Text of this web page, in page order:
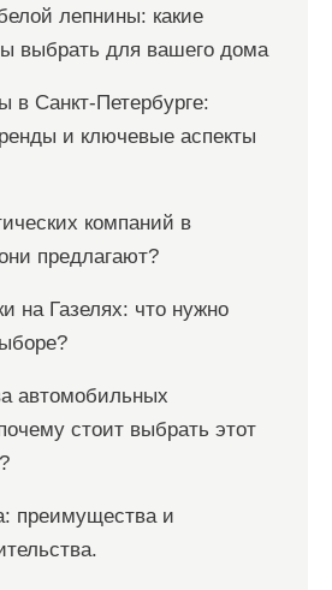
лепнины: какие
выбрать для вашего дома
в Санкт-Петербурге:
и ключевые аспекты
компаний в
предлагают?
на Газелях: что нужно
автомобильных
стоит выбрать этот
преимущества и